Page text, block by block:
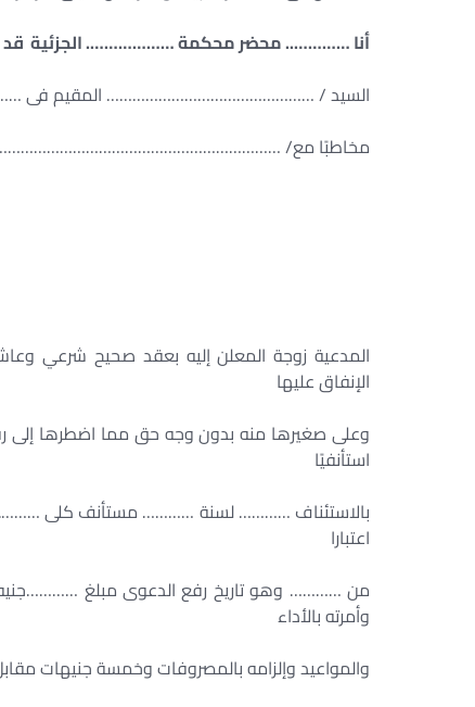
أنا ………….. محضر محكمة ………………. الجزئية قد
السيد / ………………………………………… المقيم فى
مخاطبًا مع/
المدعية زوجة المعلن إليه بعقد صحيح شرعي
الإنفاق عليها
استأنفيًا
بالاستئناف ………… لسنة ………… مستأنف كلى ……….
اعتبارا
من ………… وهو تاريخ رفع الدعوى مبلغ …………جنيه
وأمرته بالأداء
والمواعيد وإلزامه بالمصروفات وخمسة جنيهات